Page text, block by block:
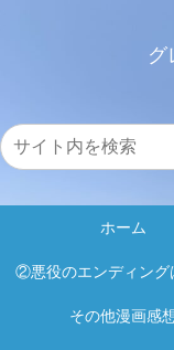
グ
ホーム
②悪役のエンディング
その他漫画感